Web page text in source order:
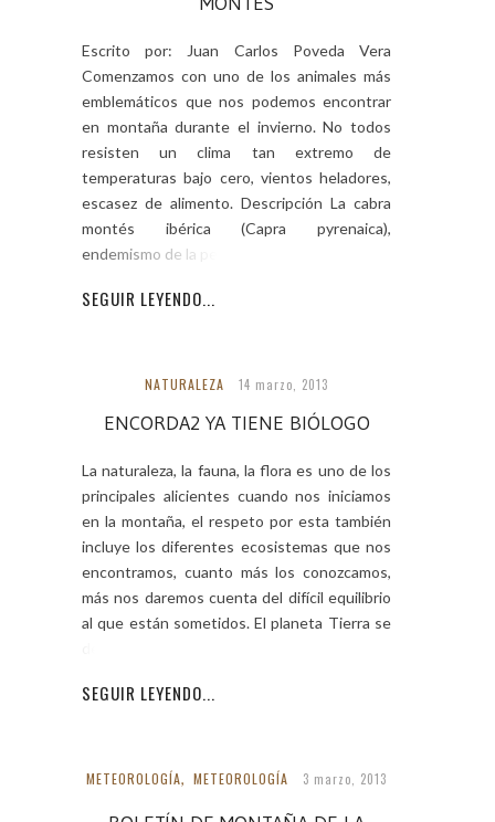
Escrito por: Juan Carlos Poveda Vera
Comenzamos con uno de los animales más
emblemáticos que nos podemos encontrar
en montaña durante el invierno. No todos
resisten un clima tan extremo de
temperaturas bajo cero, vientos heladores,
escasez de alimento. Descripción La cabra
montés ibérica (Capra pyrenaica),
endemismo de la península
SEGUIR LEYENDO...
NATURALEZA 14 marzo, 2013
ENCORDA2 YA TIENE BIÓLOGO
La naturaleza, la fauna, la flora es uno de los
principales alicientes cuando nos iniciamos
en la montaña, el respeto por esta también
incluye los diferentes ecosistemas que nos
encontramos, cuanto más los conozcamos,
más nos daremos cuenta del difícil equilibrio
al que están sometidos. El planeta Tierra se
SEGUIR LEYENDO...
METEOROLOGÍA, METEOROLOGÍA 3 marzo, 2013